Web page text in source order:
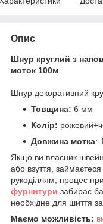
Опис
Шнур круглий з
моток 100м
Шнур декоративний
Товщина: 6 мм
Колір:
Довжина мотка:
Якщо ви власник
або взуття,
рукоділлям, процес
фурнитури забирає
необхідне для шиття
Маємо можливість: